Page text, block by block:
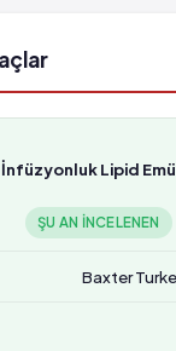
İnfüzyonluk Lipid
ŞU AN INCELENEN
Baxter